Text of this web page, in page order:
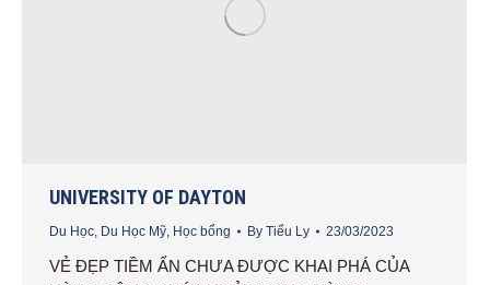
UNIVERSITY OF DAYTON
Du Học, Du Học Mỹ, Học bổng By Tiểu Ly 23/03/2023
VẺ ĐẸP TIỀM ẨN CHƯA ĐƯỢC KHAI PHÁ CỦA